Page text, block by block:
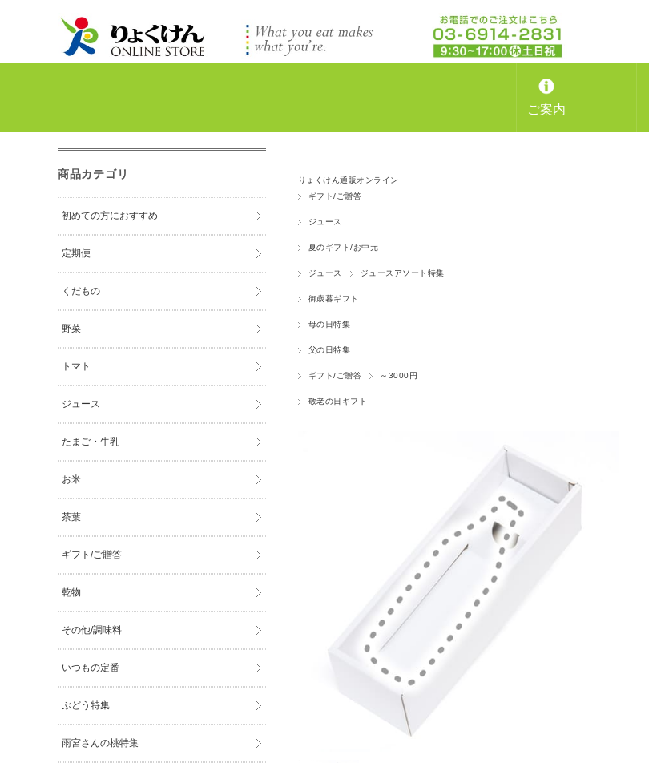
ご案内
りょくけん通販オンライン
ギフト/ご贈答
ジュース
夏のギフト/お中元
ジュース ジュースアソート特集
御歳暮ギフト
母の日特集
父の日特集
ギフト/ご贈答 ～3000円
敬老の日ギフト
商品カテゴリ
初めての方におすすめ
定期便
くだもの
野菜
トマト
ジュース
たまご・牛乳
お米
茶葉
ギフト/ご贈答
乾物
その他/調味料
いつもの定番
ぶどう特集
雨宮さんの桃特集